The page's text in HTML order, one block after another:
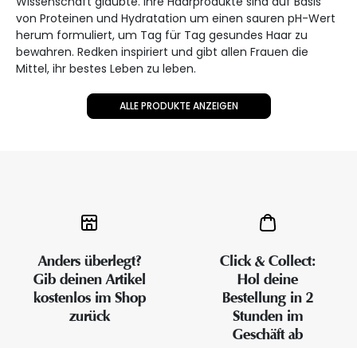
von Proteinen und Hydratation um einen sauren pH-Wert
herum formuliert, um Tag für Tag gesundes Haar zu
bewahren. Redken inspiriert und gibt allen Frauen die
Mittel, ihr bestes Leben zu leben.
ALLE PRODUKTE ANZEIGEN
Anders überlegt?
Gib deinen Artikel
kostenlos im Shop
zurück
Click & Collect:
Hol deine
Bestellung in 2
Stunden im
Geschäft ab